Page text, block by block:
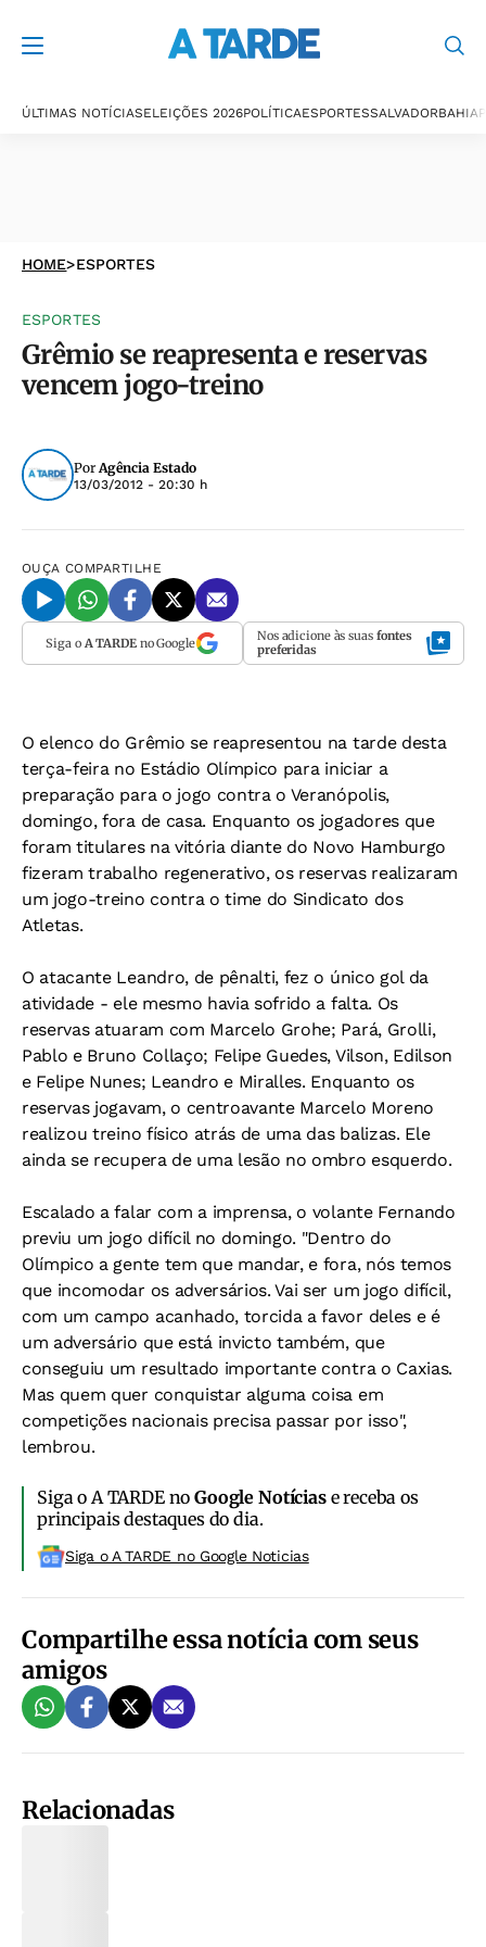
ÚLTIMAS NOTÍCIASELEIÇÕES 2026POLÍTICAESPORTESSALVADORBAHIA
HOME>ESPORTES
ESPORTES
Grêmio se reapresenta e reservas
vencem jogo-treino
PorAgência Estado
13/03/2012 - 20:30 h
OUÇA COMPARTILHE
Siga o A TARDEno Google Nos adicione às suas fontes
preferidas
O elenco do Grêmio se reapresentou na tarde desta
terça-feira no Estádio Olímpico para iniciar a
preparação para o jogo contra o Veranópolis,
domingo, fora de casa. Enquanto os jogadores que
foram titulares na vitória diante do Novo Hamburgo
fizeram trabalho regenerativo, os reservas realizaram
um jogo-treino contra o time do Sindicato dos
Atletas.
O atacante Leandro, de pênalti, fez o único gol da
atividade - ele mesmo havia sofrido a falta. Os
reservas atuaram com Marcelo Grohe; Pará, Grolli,
Pablo e Bruno Collaço; Felipe Guedes, Vilson, Edilson
e Felipe Nunes; Leandro e Miralles. Enquanto os
reservas jogavam, o centroavante Marcelo Moreno
realizou treino físico atrás de uma das balizas. Ele
ainda se recupera de uma lesão no ombro esquerdo.
Escalado a falar com a imprensa, o volante Fernando
previu um jogo difícil no domingo. "Dentro do
Olímpico a gente tem que mandar, e fora, nós temos
que incomodar os adversários. Vai ser um jogo difícil,
com um campo acanhado, torcida a favor deles e é
um adversário que está invicto também, que
conseguiu um resultado importante contra o Caxias.
Mas quem quer conquistar alguma coisa em
competições nacionais precisa passar por isso",
lembrou.
Siga o A TARDE noGoogle Notíciase receba os
principais destaques do dia.
Siga o A TARDE no Google Noticias
Compartilhe essa notícia com seus
amigos
Relacionadas